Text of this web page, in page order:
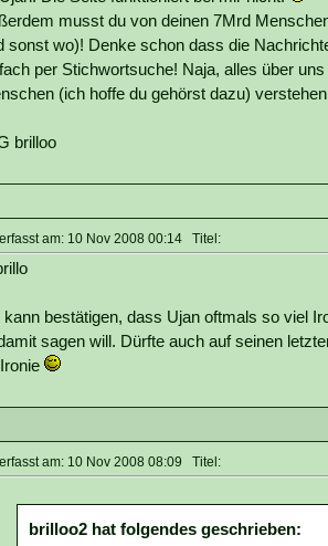
musst du von deinen 7Mrd
sonst wo)! Denke schon dass die
per Stichwortsuche! Naja, alles über
(ich hoffe du gehörst dazu)
brilloo
am: 10 Nov 2008 00:14 Titel:
kann bestätigen, dass Ujan oftmals so viel
sagen will. Dürfte auch auf seinen
am: 10 Nov 2008 08:09 Titel:
brilloo2 hat folgendes geschrieben: